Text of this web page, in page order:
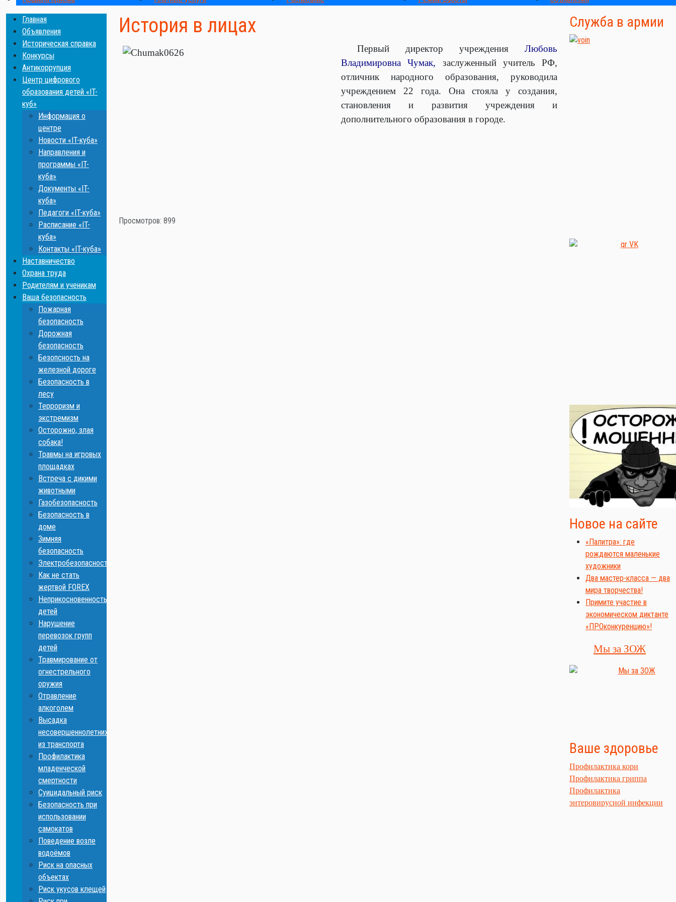
Главная
Объявления
Историческая справка
Конкурсы
Антикоррупция
Центр цифрового
образования детей «IT-
куб»
Информация о
центре
Новости «IT-куба»
Направления и
программы «IT-
куба»
Документы «IT-
куба»
Педагоги «IT-куба»
Расписание «IT-
куба»
Контакты «IT-куба»
Наставничество
Охрана труда
Родителям и ученикам
Ваша безопасность
Пожарная
безопасность
Дорожная
безопасность
Безопсность на
железной дороге
Безопасность в
лесу
Терроризм и
экстремизм
Осторожно, злая
собака!
Травмы на игровых
площадках
Встреча с дикими
животными
Газобезопасность
Безопасность в
доме
Зимняя
безопасность
Электробезопасность
Как не стать
жертвой FOREX
Неприкосновенность
детей
Нарушение
перевозок групп
детей
Травмирование от
огнестрельного
оружия
Отравление
алкоголем
Высадка
несовершеннолетних
из транспорта
Профилактика
младенческой
смертности
Суицидальный риск
Безопасность при
использовании
самокатов
Поведение возле
водоёмов
Риск на опасных
объектах
Риск укусов клещей
История в лицах
Первый директор учреждения Любовь
Владимировна Чумак, заслуженный учитель РФ,
отличник народного образования, руководила
учреждением 22 года. Она стояла у создания,
становления и развития учреждения и
дополнительного образования в городе.
Просмотров: 899
Служба в армии
Новое на сайте
«Палитра»: где
рождаются маленькие
художники
Два мастер-класса — два
мира творчества!
Примите участие в
экономическом диктанте
«ПРОконкуренцию»!
Мы за ЗОЖ
Ваше здоровье
Профилактика кори
Профилактика гриппа
Профилактика
энтеровирусной инфекции